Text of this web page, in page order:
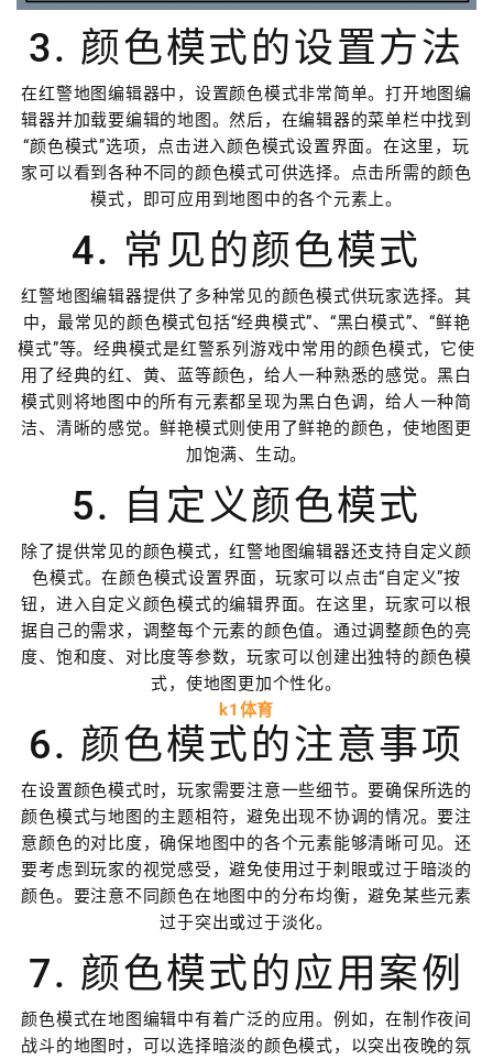
3. 颜色模式的设置方法
在红警地图编辑器中，设置颜色模式非常简单。打开地图编
辑器并加载要编辑的地图。然后，在编辑器的菜单栏中找到
“颜色模式”选项，点击进入颜色模式设置界面。在这里，玩
家可以看到各种不同的颜色模式可供选择。点击所需的颜色
模式，即可应用到地图中的各个元素上。
4. 常见的颜色模式
红警地图编辑器提供了多种常见的颜色模式供玩家选择。其
中，最常见的颜色模式包括“经典模式”、“黑白模式”、“鲜艳
模式”等。经典模式是红警系列游戏中常用的颜色模式，它使
用了经典的红、黄、蓝等颜色，给人一种熟悉的感觉。黑白
模式则将地图中的所有元素都呈现为黑白色调，给人一种简
洁、清晰的感觉。鲜艳模式则使用了鲜艳的颜色，使地图更
加饱满、生动。
5. 自定义颜色模式
除了提供常见的颜色模式，红警地图编辑器还支持自定义颜
色模式。在颜色模式设置界面，玩家可以点击“自定义”按
钮，进入自定义颜色模式的编辑界面。在这里，玩家可以根
据自己的需求，调整每个元素的颜色值。通过调整颜色的亮
度、饱和度、对比度等参数，玩家可以创建出独特的颜色模
式，使地图更加个性化。
k1体育
6. 颜色模式的注意事项
在设置颜色模式时，玩家需要注意一些细节。要确保所选的
颜色模式与地图的主题相符，避免出现不协调的情况。要注
意颜色的对比度，确保地图中的各个元素能够清晰可见。还
要考虑到玩家的视觉感受，避免使用过于刺眼或过于暗淡的
颜色。要注意不同颜色在地图中的分布均衡，避免某些元素
过于突出或过于淡化。
7. 颜色模式的应用案例
颜色模式在地图编辑中有着广泛的应用。例如，在制作夜间
战斗的地图时，可以选择暗淡的颜色模式，以突出夜晚的氛